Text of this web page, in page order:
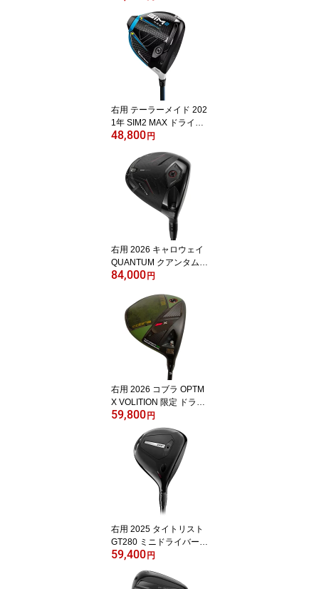
シャフト TaylorMade ア
ールセブン クアッド【あ
す楽対応】
右用 テーラーメイド 202
1年 SIM2 MAX ドライバ
ー US仕様 Ventus カーボ
21 シム2 マックス【あす
楽対応】
48,800円
右用 2026 キャロウェイ
QUANTUM クアンタム
◆◆◆ MAX ドライバー
シャフト CALLAWAY ト
リプルダイヤモンド マッ
クス【あす楽対応】
84,000円
右用 2026 コブラ OPTM
X VOLITION 限定 ドライ
バー US仕様 TENSEI 1K
BLACK 65 (S) シャフト c
obra オプティム X ボリ
ションアメリカ【あす楽
59,800円
右用 2025 タイトリスト
GT280 ミニドライバー U
S仕様 Tensei 1K Blue 65
/ 1K Black 65 シャフト Ti
tleist【あす楽対応】
59,400円